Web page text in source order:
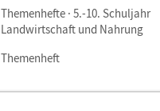
Themenhefte · 5.-10. Schuljahr
Landwirtschaft und Nahrung
Themenheft